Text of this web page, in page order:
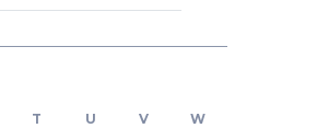
T U V W